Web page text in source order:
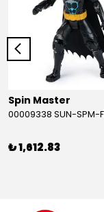
Spin Master
₺ 1,612.83